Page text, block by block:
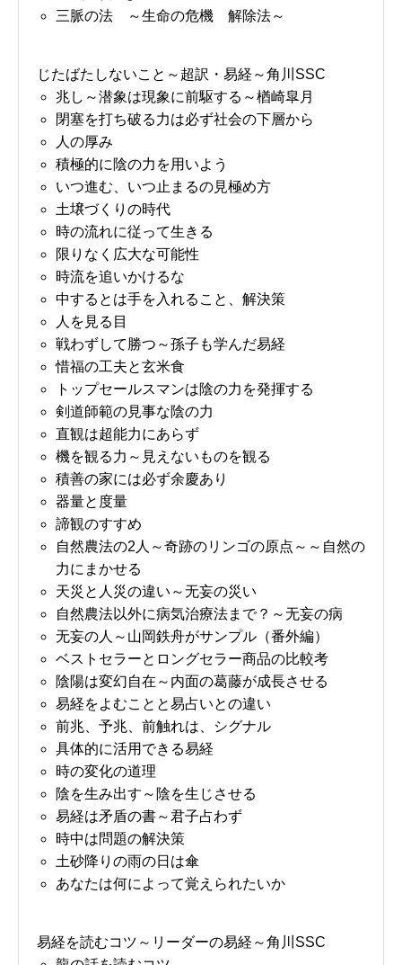
三脈の法 ～生命の危機 解除法～
じたばたしないこと～超訳・易経～角川SSC
兆し～潜象は現象に前駆する～楢崎皐月
閉塞を打ち破る力は必ず社会の下層から
人の厚み
積極的に陰の力を用いよう
いつ進む、いつ止まるの見極め方
土壌づくりの時代
時の流れに従って生きる
限りなく広大な可能性
時流を追いかけるな
中するとは手を入れること、解決策
人を見る目
戦わずして勝つ～孫子も学んだ易経
惜福の工夫と玄米食
トップセールスマンは陰の力を発揮する
剣道師範の見事な陰の力
直観は超能力にあらず
機を観る力～見えないものを観る
積善の家には必ず余慶あり
器量と度量
諦観のすすめ
自然農法の2人～奇跡のリンゴの原点～～自然の
力にまかせる
天災と人災の違い～无妄の災い
自然農法以外に病気治療法まで？～无妄の病
无妄の人～山岡鉄舟がサンプル（番外編）
ベストセラーとロングセラー商品の比較考
陰陽は変幻自在～内面の葛藤が成長させる
易経をよむことと易占いとの違い
前兆、予兆、前触れは、シグナル
具体的に活用できる易経
時の変化の道理
陰を生み出す～陰を生じさせる
易経は矛盾の書～君子占わず
時中は問題の解決策
土砂降りの雨の日は傘
あなたは何によって覚えられたいか
易経を読むコツ～リーダーの易経～角川SSC